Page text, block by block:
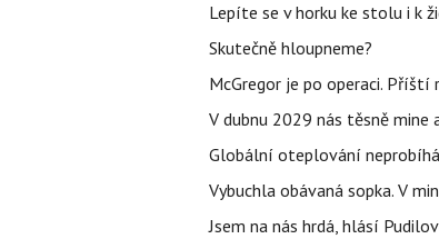
Lepíte se v horku ke stolu i k
Skutečně hloupneme?
McGregor je po operaci. Příští
V dubnu 2029 nás těsně
Globální oteplování
Vybuchla obávaná sopka. V
Jsem na nás hrdá, hlásí